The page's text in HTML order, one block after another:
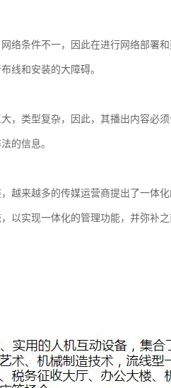
络条件不一，因此在进行网络部署
线和安装的大障碍。
，类型复杂，因此，其播出内容必
的信息。
越来越多的传媒运营商提出了一体
以实现一体化的管理功能，并弥补之